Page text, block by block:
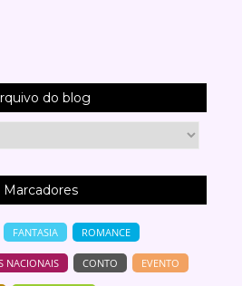
do blog
Marcadores
FANTASIA ROMANCE
NACIONAIS CONTO EVENTO